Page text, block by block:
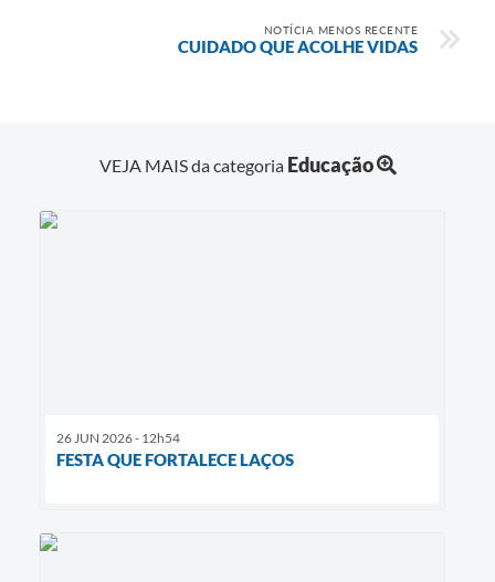
NOTÍCIA MENOS RECENTE
CUIDADO QUE ACOLHE VIDAS
VEJA MAIS da categoria Educação
26 JUN 2026 - 12h54
FESTA QUE FORTALECE LAÇOS